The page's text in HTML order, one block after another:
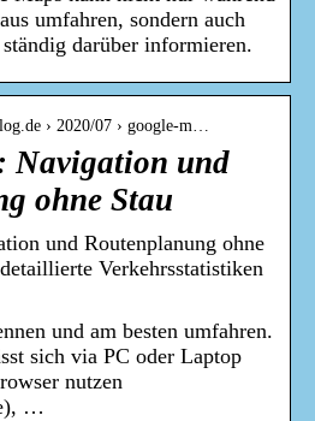
umfahren, sondern auch
darüber informieren.
› 2020/07 › google-m…
Navigation und
ohne Stau
und Routenplanung ohne
Verkehrsstatistiken
und am besten umfahren.
sich via PC oder Laptop
nutzen
…